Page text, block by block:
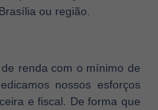
ou região.
renda com o mínimo de
nossos esforços
e fiscal. De forma que